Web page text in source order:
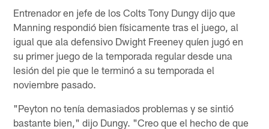
Entrenador en jefe de los Colts Tony Dungy dijo que
Manning respondió bien físicamente tras el juego, al
igual que ala defensivo Dwight Freeney quíen jugó en
su primer juego de la temporada regular desde una
lesión del pie que le terminó a su temporada el
noviembre pasado.
"Peyton no tenía demasiados problemas y se sintió
bastante bien," dijo Dungy. "Creo que el hecho de que